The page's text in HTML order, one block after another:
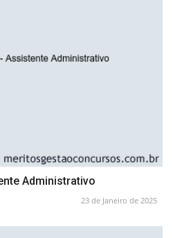
Administrativo
23 de Janeiro de 2025